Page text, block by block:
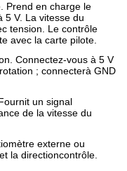
Prend en charge le
5 V. La vitesse du
tension. Le contrôle
avec la carte pilote.
Connectez-vous à 5 V
; connecterà GND
un signal
de la vitesse du
externe ou
la directioncontrôle.